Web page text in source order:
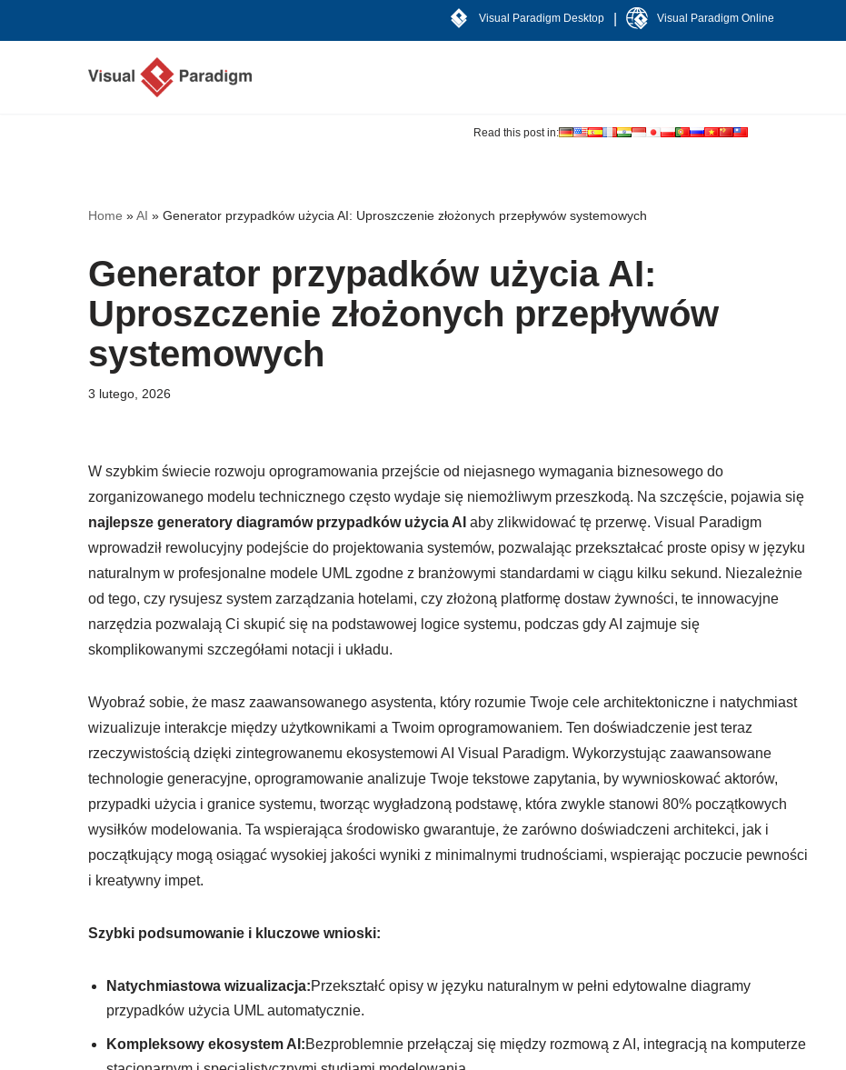
Visual Paradigm Desktop Visual Paradigm Online
Read this post in:
Home »AI » Generator przypadków użycia AI: Uproszczenie złożonych przepływów systemowych
Generator przypadków użycia AI:
Uproszczenie złożonych przepływów
systemowych
3 lutego, 2026
W szybkim świecie rozwoju oprogramowania przejście od niejasnego wymagania biznesowego do
zorganizowanego modelu technicznego często wydaje się niemożliwym przeszkodą. Na szczęście, pojawia się
najlepsze generatory diagramów przypadków użycia AI aby zlikwidować tę przerwę. Visual Paradigm
wprowadził rewolucyjny podejście do projektowania systemów, pozwalając przekształcać proste opisy w języku
naturalnym w profesjonalne modele UML zgodne z branżowymi standardami w ciągu kilku sekund. Niezależnie
od tego, czy rysujesz system zarządzania hotelami, czy złożoną platformę dostaw żywności, te innowacyjne
narzędzia pozwalają Ci skupić się na podstawowej logice systemu, podczas gdy AI zajmuje się
skomplikowanymi szczegółami notacji i układu.
Wyobraź sobie, że masz zaawansowanego asystenta, który rozumie Twoje cele architektoniczne i natychmiast
wizualizuje interakcje między użytkownikami a Twoim oprogramowaniem. Ten doświadczenie jest teraz
rzeczywistością dzięki zintegrowanemu ekosystemowi AI Visual Paradigm. Wykorzystując zaawansowane
technologie generacyjne, oprogramowanie analizuje Twoje tekstowe zapytania, by wywnioskować aktorów,
przypadki użycia i granice systemu, tworząc wygładzoną podstawę, która zwykle stanowi 80% początkowych
wysiłków modelowania. Ta wspierająca środowisko gwarantuje, że zarówno doświadczeni architekci, jak i
początkujący mogą osiągać wysokiej jakości wyniki z minimalnymi trudnościami, wspierając poczucie pewności
i kreatywny impet.
Szybki podsumowanie i kluczowe wnioski:
Natychmiastowa wizualizacja:Przekształć opisy w języku naturalnym w pełni edytowalne diagramy
przypadków użycia UML automatycznie.
Kompleksowy ekosystem AI:Bezproblemnie przełączaj się między rozmową z AI, integracją na komputerze